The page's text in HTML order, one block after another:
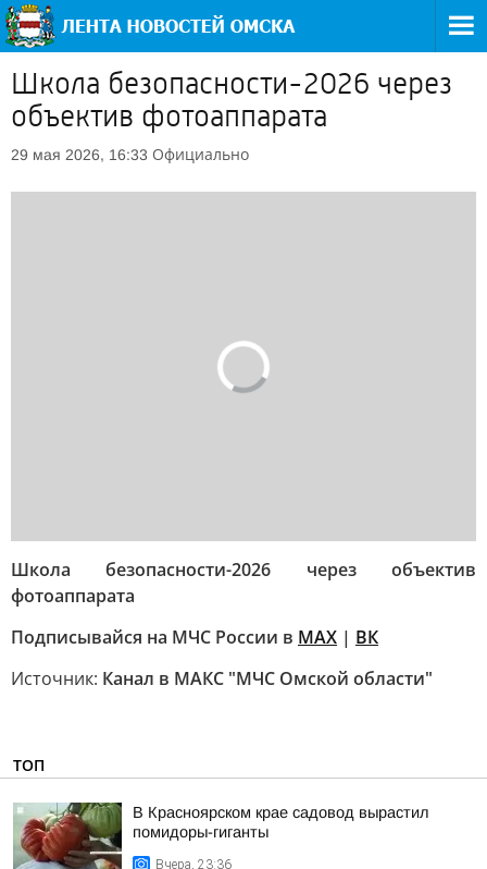
Школа безопасности-2026 через
объектив фотоаппарата
29 мая 2026, 16:33 Официально
Школа безопасности-2026 через объектив
фотоаппарата
Подписывайся на МЧС России в MAX | ВК
Источник: Канал в МАКС "МЧС Омской области"
ТОП
В Красноярском крае садовод вырастил
помидоры-гиганты
Вчера, 23:36